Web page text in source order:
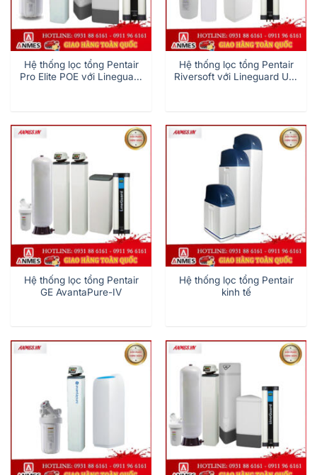
Hệ thống lọc tổng Pentair
Pro Elite POE với Lineguard
Hệ thống lọc tổng Pentair
Riversoft với Lineguard UF-
Hệ thống lọc tổng Pentair
GE AvantaPure-IV
Hệ thống lọc tổng Pentair
kinh tế